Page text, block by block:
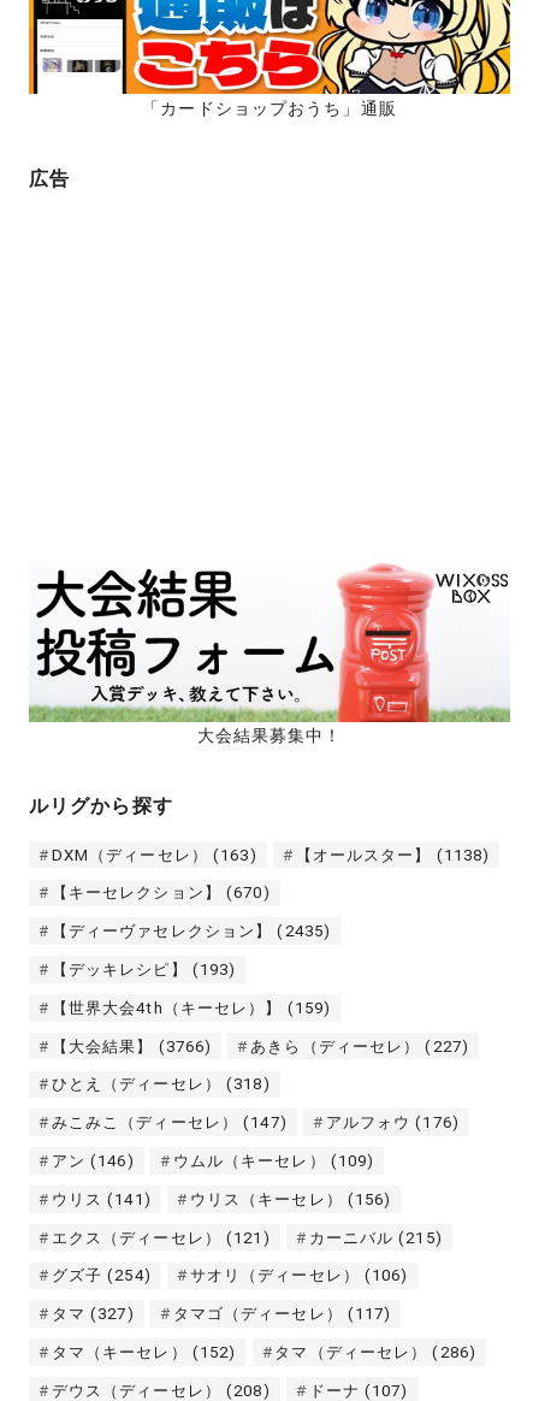
「カードショップおうち」通販
広告
大会結果募集中！
ルリグから探す
DXM（ディーセレ） (163) 【オールスター】 (1138)
【キーセレクション】 (670)
【ディーヴァセレクション】 (2435)
【デッキレシピ】 (193)
【世界大会4th（キーセレ）】 (159)
【大会結果】 (3766) あきら（ディーセレ） (227)
ひとえ（ディーセレ） (318)
みこみこ（ディーセレ） (147) アルフォウ (176)
アン (146) ウムル（キーセレ） (109)
ウリス (141) ウリス（キーセレ） (156)
エクス（ディーセレ） (121) カーニバル (215)
グズ子 (254) サオリ（ディーセレ） (106)
タマ (327) タマゴ（ディーセレ） (117)
タマ（キーセレ） (152) タマ（ディーセレ） (286)
デウス（ディーセレ） (208) ドーナ (107)